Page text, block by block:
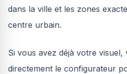
dans la ville et les zones
centre urbain.
Si vous avez déjà votre
directement le configurateur